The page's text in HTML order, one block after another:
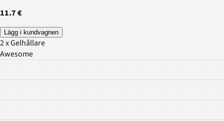
11.7 €
Lägg i kundvagnen
2 x Gelhållare
Awesome